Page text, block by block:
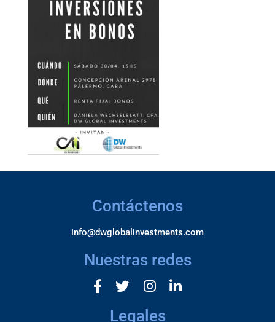
Contáctenos
info@dwglobalinvestments.com
Nuestras redes
Legales